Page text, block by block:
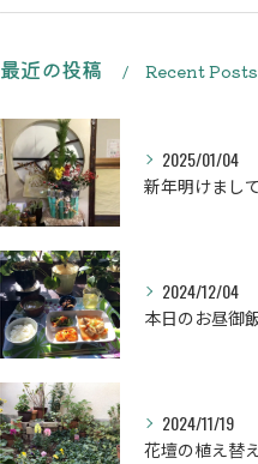
最近の投稿 Recent Posts
2025/01/04
2024/12/04
2024/11/19